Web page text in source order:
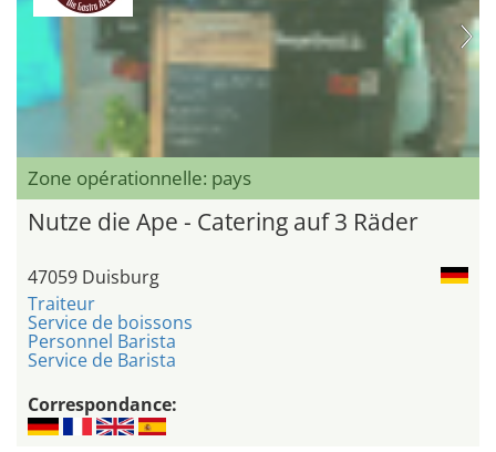
Zone opérationnelle: pays
Nutze die Ape - Catering auf 3 Räder
47059 Duisburg
Traiteur
Service de boissons
Personnel Barista
Service de Barista
Correspondance: